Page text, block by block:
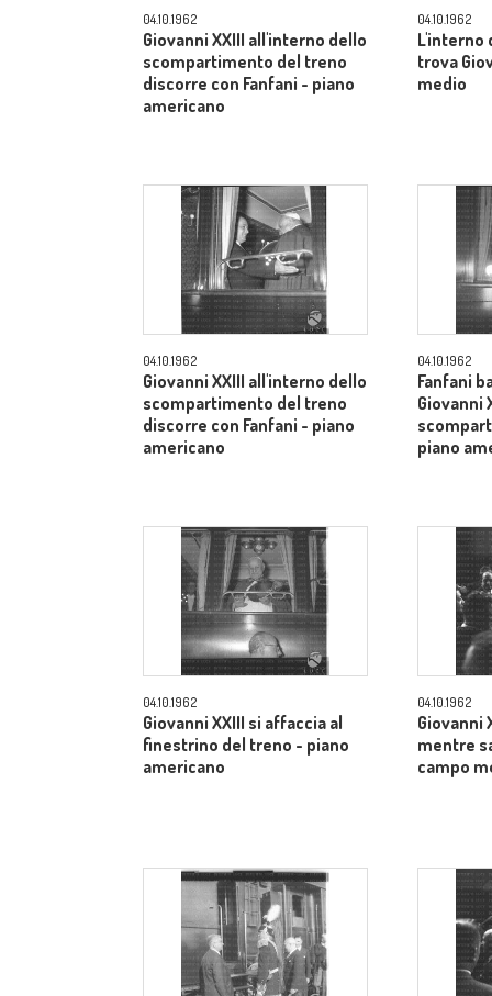
04.10.1962
Giovanni XXIII all'interno dello
scompartimento del treno
discorre con Fanfani - piano
americano
04.10.1962
L'interno
trova
medio
04.10.1962
Giovanni XXIII all'interno dello
scompartimento del treno
discorre con Fanfani - piano
americano
04.10.1962
Fanfani
Giovanni
piano
04.10.1962
Giovanni XXIII si affaccia al
finestrino del treno - piano
americano
04.10.1962
Giovanni
mentre
campo